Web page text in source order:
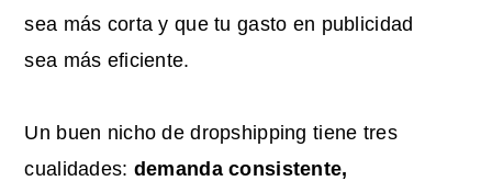
sea más corta y que tu gasto en publicidad
sea más eficiente.
Un buen nicho de dropshipping tiene tres
cualidades: demanda consistente,